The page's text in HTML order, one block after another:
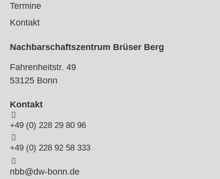
Termine
Kontakt
Nachbarschaftszentrum Brüser Berg
Fahrenheitstr. 49
53125 Bonn
Kontakt
+49 (0) 228 29 80 96
+49 (0) 228 92 58 333
nbb@dw-bonn.de